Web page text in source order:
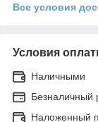
Все условия
Условия
Наличными
Безналичный
Наложенный